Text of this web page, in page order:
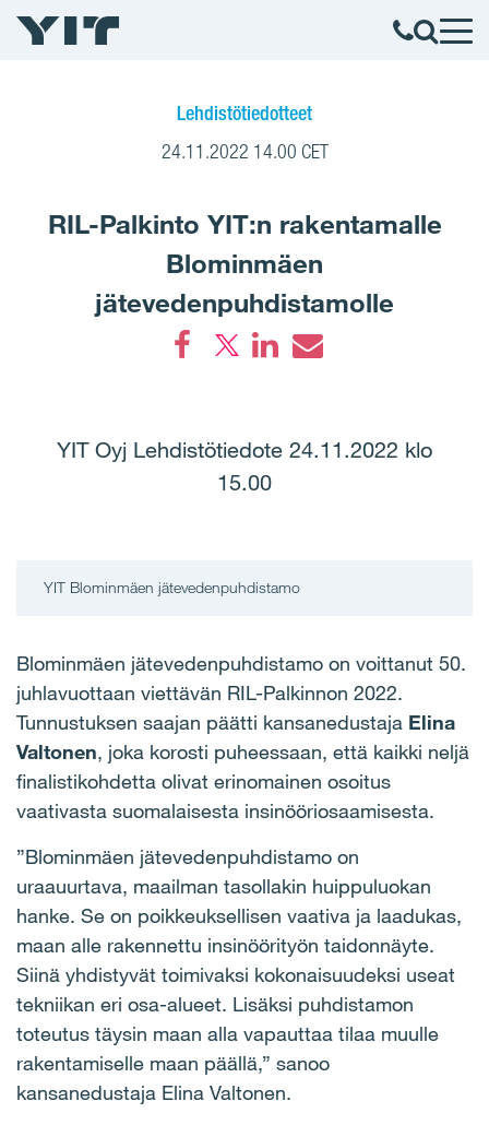
Lehdistötiedotteet
24.11.2022 14.00 CET
RIL-Palkinto YIT:n rakentamalle
Blominmäen
jätevedenpuhdistamolle
YIT Oyj Lehdistötiedote 24.11.2022 klo
15.00
YIT Blominmäen jätevedenpuhdistamo
Blominmäen jätevedenpuhdistamo on voittanut 50.
juhlavuottaan viettävän RIL-Palkinnon 2022.
Tunnustuksen saajan päätti kansanedustaja Elina
Valtonen, joka korosti puheessaan, että kaikki neljä
finalistikohdetta olivat erinomainen osoitus
vaativasta suomalaisesta insinööriosaamisesta.
”Blominmäen jätevedenpuhdistamo on
uraauurtava, maailman tasollakin huippuluokan
hanke. Se on poikkeuksellisen vaativa ja laadukas,
maan alle rakennettu insinöörityön taidonnäyte.
Siinä yhdistyvät toimivaksi kokonaisuudeksi useat
tekniikan eri osa-alueet. Lisäksi puhdistamon
toteutus täysin maan alla vapauttaa tilaa muulle
rakentamiselle maan päällä,” sanoo
kansanedustaja Elina Valtonen.